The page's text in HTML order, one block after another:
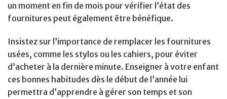
un moment en fin de mois pour vérifier l’état des
fournitures peut également être bénéfique.
Insistez sur l’importance de remplacer les fournitures
usées, comme les stylos ou les cahiers, pour éviter
d’acheter à la dernière minute. Enseigner à votre enfant
ces bonnes habitudes dès le début de l’année lui
permettra d’apprendre à gérer son temps et son